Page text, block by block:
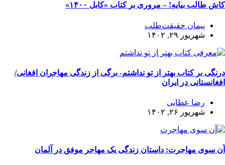
کاش طالب بیایه! – مروری بر کتاب «کابل ۱۴۰۰»
پیمان حقیقت‌طلب
شهریور ۲۹, ۱۴۰۲
درنگی بر کتاب بهتر از تو نداشتم- برگی از زندگی مهاجران افغانی/
افغانستانی در ایران
رضا عطایی
شهریور ۲۶, ۱۴۰۲
آن سوی مهاجرت: داستان زندگی یک مهاجر موفق در آلمان